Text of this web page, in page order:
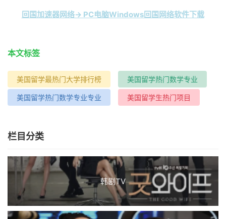
回国加速器网络→ PC电脑Windows回国网络软件下载
本文标签
美国留学最热门大学排行榜 美国留学热门数学专业
美国留学热门数学专业专业 美国留学生热门项目
栏目分类
韩剧TV